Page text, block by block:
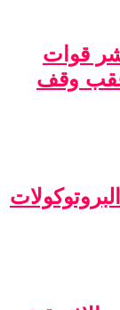
قوات
عقب وقف